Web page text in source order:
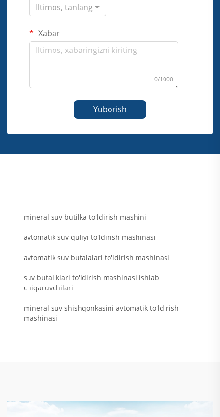
Iltimos, tanlang
Xabar
0/1000
Yuborish
mineral suv butilka to'ldirish mashini
avtomatik suv quliyi to'ldirish mashinasi
avtomatik suv butalalari to'ldirish mashinasi
suv butaliklari to'ldirish mashinasi ishlab
chiqaruvchilari
mineral suv shishqonkasini avtomatik to'ldirish
mashinasi